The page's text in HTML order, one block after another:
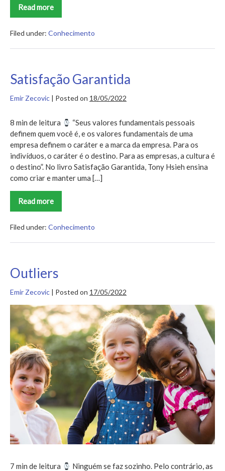
Read more
Resumo
do
As
da
Filed under: Conhecimento
Satisfação Garantida
Emir Zecovic | Posted on 18/05/2022
8 min de leitura
“Seus valores fundamentais pessoais
definem quem você é, e os valores fundamentais de uma
empresa definem o caráter e a marca da empresa. Para os
indivíduos, o caráter é o destino. Para as empresas, a cultura é
o destino”. No livro Satisfação Garantida, Tony Hsieh ensina
como criar e manter uma […]
Read more
Satisfação
Garantida
Filed under: Conhecimento
Outliers
Emir Zecovic | Posted on 17/05/2022
Outliers
7 min de leitura
Ninguém se faz sozinho. Pelo contrário, as